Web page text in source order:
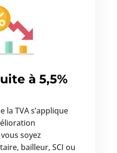
à 5,5%
la TVA s’applique
soyez
bailleur, SCI ou